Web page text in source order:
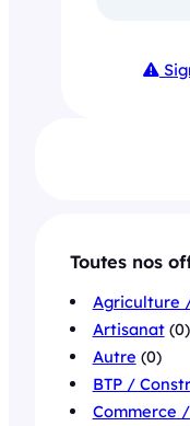
Toutes nos
Agriculture
Artisanat(0)
Autre (0)
BTP /
Commerce